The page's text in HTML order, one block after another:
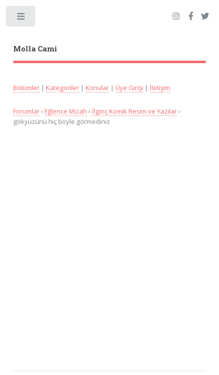
Molla Cami
Bölümler| Kategoriler| Konular| Üye Girişi | İletişim
Forumlar› Eğlence Mizah › İlginç Komik Resim ve Yazılar›
gökyüzünü hiç böyle görmediniz